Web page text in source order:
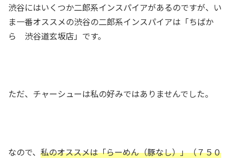
渋谷にはいくつか二郎系インスパイアがあるのですが、い
ま一番オススメの渋谷の二郎系インスパイアは「ちばか
ら 渋谷道玄坂店」です。
ただ、チャーシューは私の好みではありませんでした。
なので、 私のオススメは「らーめん（豚なし）」（７５０